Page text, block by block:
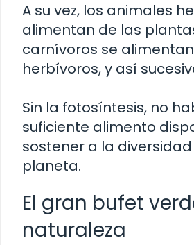
A su vez, los animales
alimentan de las
carnívoros se
herbívoros, y así
Sin la fotosíntesis, no
suficiente alimento
sostener a la
planeta.
El gran bufet
naturaleza